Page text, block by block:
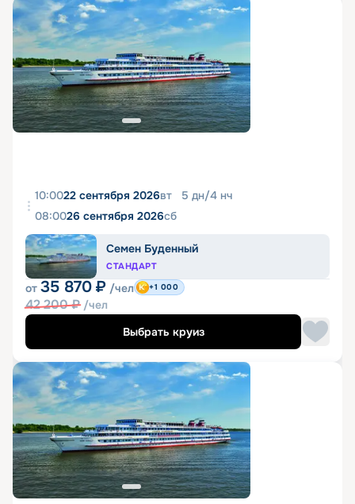
10:0022 сентября 2026вт 5 дн/4 нч
08:0026 сентября 2026сб
Семен Буденный
СТАНДАРТ
от 35 870 ₽ /чел
42 200₽ /чел
+1 000
Выбрать круиз